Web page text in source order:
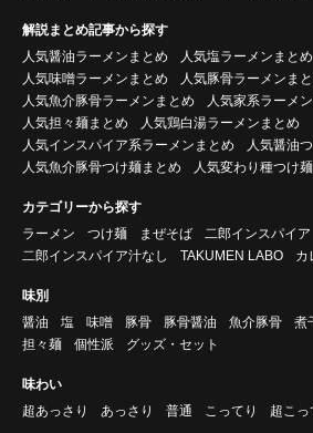
解説まとめ記事から探す
人気醤油ラーメンまとめ
人気塩ラーメンまとめ
人気味噌ラーメンまとめ
人気豚骨ラーメンま
人気魚介豚骨ラーメンまとめ
人気家系ラーメ
人気担々麺まとめ
人気鶏白湯ラーメンまとめ
人気インスパイア系ラーメンまとめ
人気醤油
人気魚介豚骨つけ麺まとめ
人気変わり種つけ
カテゴリーから探す
ラーメン
つけ麺 まぜそば
二郎インスパイア
二郎インスパイア汁なし
TAKUMEN LABO カ
味別
醤油
塩 味噌 豚骨 豚骨醤油 魚介豚骨 煮
担々麺
個性派 グッズ・セット
味わい
超あっさり
あっさり 普通 こってり 超こっ